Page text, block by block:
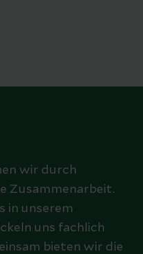
wir durch
Zusammenarbeit.
in unserem
uns fachlich
bieten wir die